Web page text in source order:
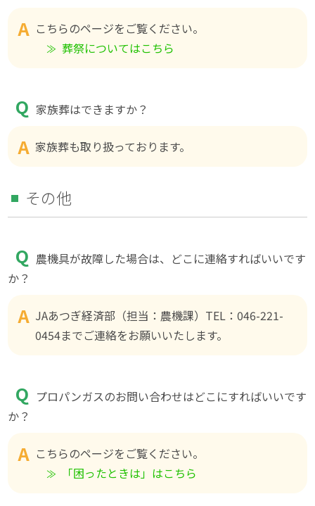
こちらのページをご覧ください。
葬祭についてはこちら
家族葬はできますか？
家族葬も取り扱っております。
その他
農機具が故障した場合は、どこに連絡すればいいです
か？
JAあつぎ経済部（担当：農機課）TEL：046-221-
0454までご連絡をお願いいたします。
プロパンガスのお問い合わせはどこにすればいいです
か？
こちらのページをご覧ください。
「困ったときは」はこちら